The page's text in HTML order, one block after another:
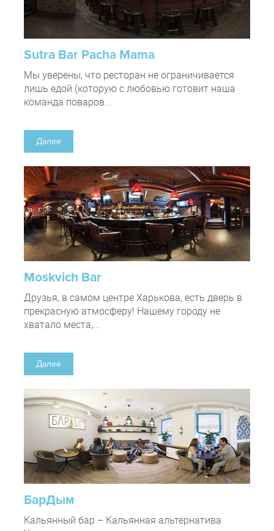
Sutra Bar Pacha Mama
Мы уверены, что ресторан не ограничивается
лишь едой (которую с любовью готовит наша
команда поваров...
Далее
Moskvich Bar
Друзья, в самом центре Харькова, есть дверь в
прекрасную атмосферу! Нашему городу не
хватало места,...
Далее
БарДым
Кальянный бар – Кальянная альтернатива